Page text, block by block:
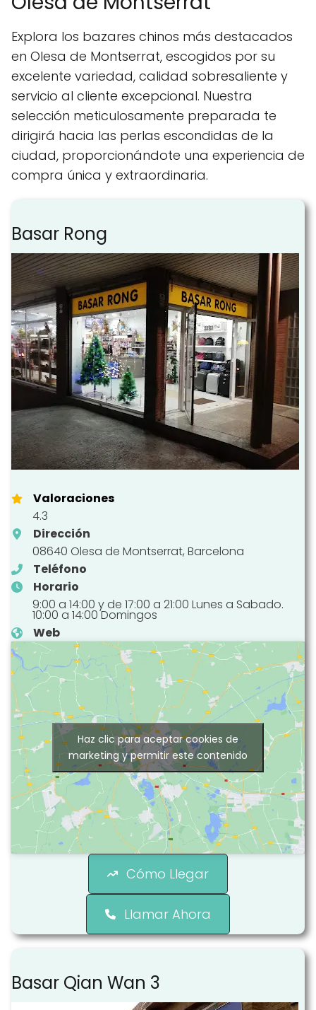
Explora los bazares chinos más destacados
en Olesa de Montserrat, escogidos por su
excelente variedad, calidad sobresaliente y
servicio al cliente excepcional. Nuestra
selección meticulosamente preparada te
dirigirá hacia las perlas escondidas de la
ciudad, proporcionándote una experiencia de
compra única y extraordinaria.
Basar Rong
Valoraciones
4.3
Dirección
08640 Olesa de Montserrat, Barcelona
Teléfono
Horario
9:00 a 14:00 y de 17:00 a 21:00 Lunes a Sabado.
10:00 a 14:00 Domingos
Web
Haz clic para aceptar cookies de
marketing y permitir este contenido
Cómo Llegar
Llamar Ahora
Basar Qian Wan 3